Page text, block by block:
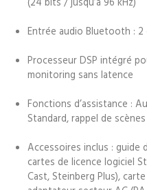
Entrée audio Bluetooth :
Processeur DSP intégré
monitoring sans latence
Fonctions d’assistance :
Standard, rappel de scènes
Accessoires inclus : guide
cartes de licence logiciel
Cast, Steinberg Plus),